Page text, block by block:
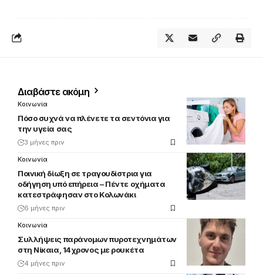
Διαβάστε ακόμη
Κοινωνία
Πόσο συχνά να πλένετε τα σεντόνια για
την υγεία σας
3 μήνες πριν
Κοινωνία
Ποινική δίωξη σε τραγουδίστρια για
οδήγηση υπό επήρεια – Πέντε οχήματα
κατεστράφησαν στο Κολωνάκι
6 μήνες πριν
Κοινωνία
Συλλήψεις παράνομων πυροτεχνημάτων
στη Νίκαια, 14χρονος με ρουκέτα
4 μήνες πριν